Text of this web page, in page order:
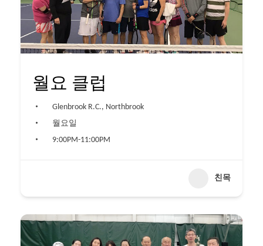
월요 클럽
Glenbrook R.C., Northbrook
월요일
9:00PM-11:00PM
친목